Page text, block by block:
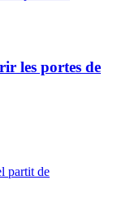
les portes de